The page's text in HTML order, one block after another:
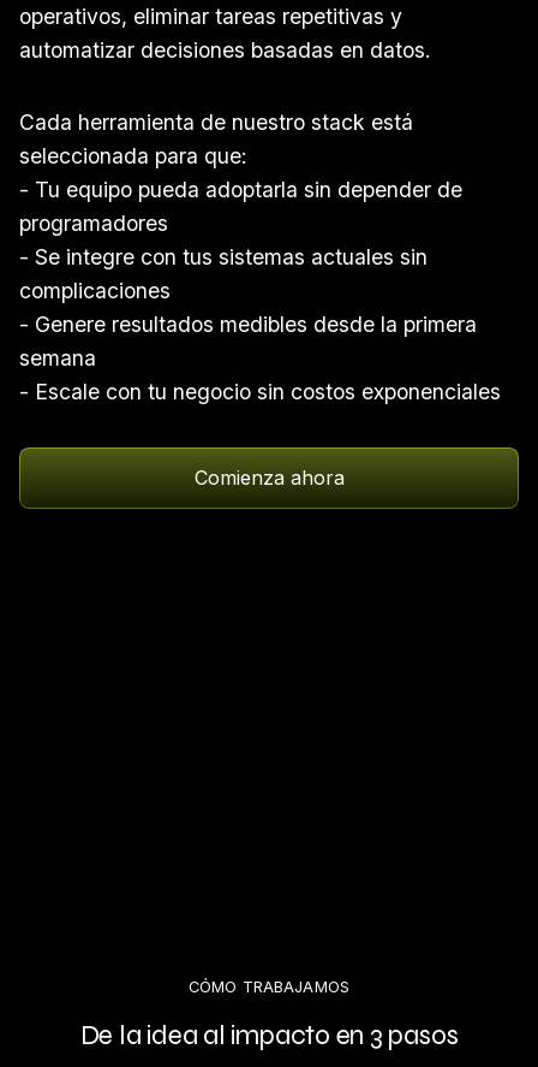
operativos, eliminar tareas repetitivas y
automatizar decisiones basadas en datos.
Cada herramienta de nuestro stack está
seleccionada para que:
- Tu equipo pueda adoptarla sin depender de
programadores
- Se integre con tus sistemas actuales sin
complicaciones
- Genere resultados medibles desde la primera
semana
- Escale con tu negocio sin costos exponenciales
Comienza ahora
CÓMO TRABAJAMOS
De la idea al impacto en 3 pasos